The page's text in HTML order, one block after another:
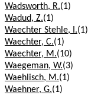
Wadsworth, R.(1)
Wadud, Z.(1)
Waechter Stehle, I.(1)
Waechter, C.(1)
Waechter, M.(10)
Waegeman, W.(3)
Waehlisch, M.(1)
Waehner, G.(1)